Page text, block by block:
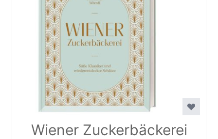
Wiener Zuckerbäckerei